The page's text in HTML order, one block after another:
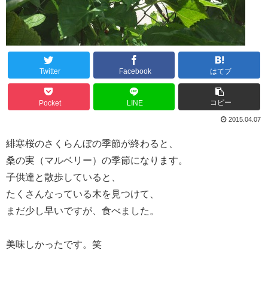
Twitter Facebook はてブ
Pocket LINE コピー
2015.04.07
緋寒桜のさくらんぼの季節が終わると、
桑の実（マルベリー）の季節になります。
子供達と散歩していると、
たくさんなっている木を見つけて、
まだ少し早いですが、食べました。
美味しかったです。笑